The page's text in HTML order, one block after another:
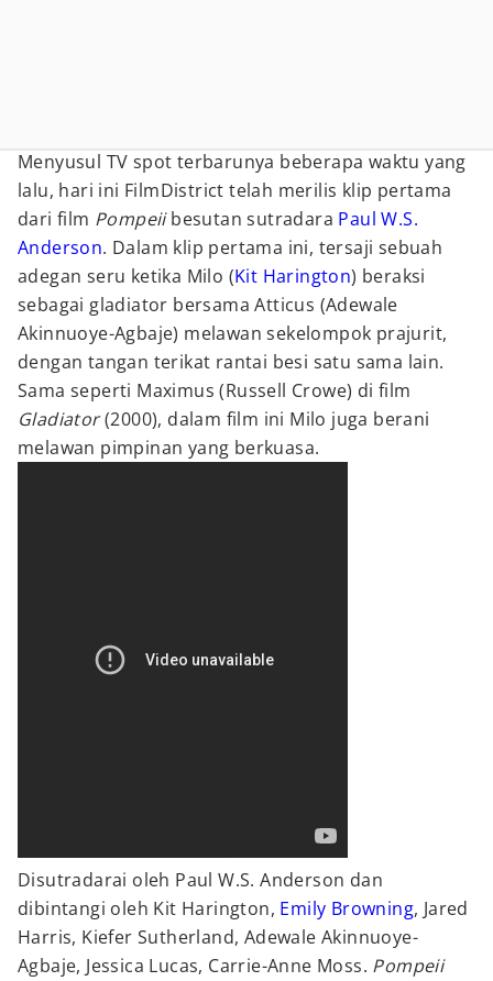
Menyusul TV spot terbarunya beberapa waktu yang
lalu, hari ini FilmDistrict telah merilis klip pertama
dari film Pompeiibesutan sutradara Paul W.S.
Anderson. Dalam klip pertama ini, tersaji sebuah
adegan seru ketika Milo (Kit Harington) beraksi
sebagai gladiator bersama Atticus (Adewale
Akinnuoye-Agbaje) melawan sekelompok prajurit,
dengan tangan terikat rantai besi satu sama lain.
Sama seperti Maximus (Russell Crowe) di film
Gladiator(2000), dalam film ini Milo juga berani
melawan pimpinan yang berkuasa.
Disutradarai oleh Paul W.S. Anderson dan
dibintangi oleh Kit Harington, Emily Browning, Jared
Harris, Kiefer Sutherland, Adewale Akinnuoye-
Agbaje, Jessica Lucas, Carrie-Anne Moss. Pompeii